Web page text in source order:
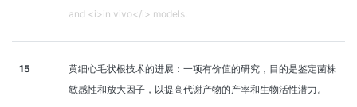
and <i>in vivo</i> models.
15
黄细心毛状根技术的进展：一项有价值的研究，目的是鉴定菌株
敏感性和放大因子，以提高代谢产物的产率和生物活性潜力。